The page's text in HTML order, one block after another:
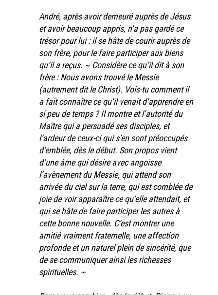
André, après avoir demeuré auprès de Jésus
et avoir beaucoup appris, n’a pas gardé ce
trésor pour lui : il se hâte de courir auprès de
son frère, pour le faire participer aux biens
qu’il a reçus. ~ Considère ce qu’il dit à son
frère : Nous avons trouvé le Messie
(autrement dit le Christ). Vois-tu comment il
a fait connaître ce qu’il venait d’apprendre en
si peu de temps ? Il montre et l’autorité du
Maître qui a persuadé ses disciples, et
l’ardeur de ceux-ci qui s’en sont préoccupés
d’emblée, dès le début. Son propos vient
d’une âme qui désire avec angoisse
l’avènement du Messie, qui attend son
arrivée du ciel sur la terre, qui est comblée de
joie de voir apparaître ce qu’elle attendait, et
qui se hâte de faire participer les autres à
cette bonne nouvelle. C’est montrer une
amitié vraiment fraternelle, une affection
profonde et un naturel plein de sincérité, que
de se communiquer ainsi les richesses
spirituelles. ~